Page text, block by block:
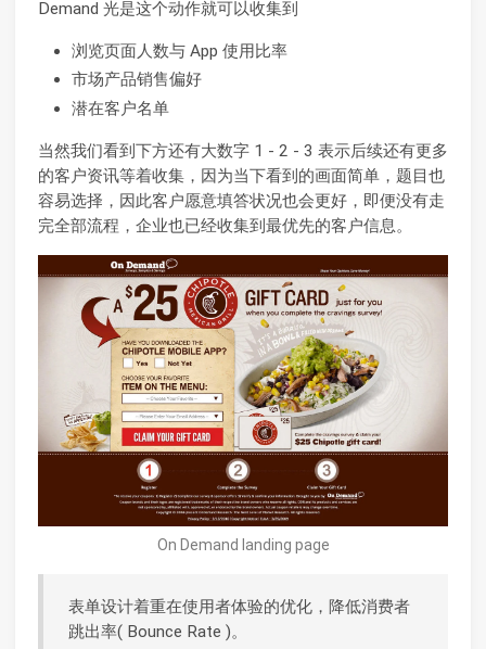
Demand 光是这个动作就可以收集到
浏览页面人数与 App 使用比率
市场产品销售偏好
潜在客户名单
当然我们看到下方还有大数字 1 - 2 - 3 表示后续还有更多
的客户资讯等着收集，因为当下看到的画面简单，题目也
容易选择，因此客户愿意填答状况也会更好，即便没有走
完全部流程，企业也已经收集到最优先的客户信息。
On Demand landing page
表单设计着重在使用者体验的优化，降低消费者
跳出率( Bounce Rate )。